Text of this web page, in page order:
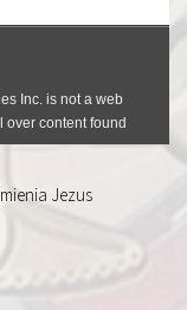
Jezus